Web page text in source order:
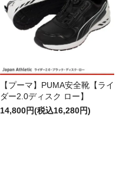
【プーマ】PUMA安全靴【ライ
ダー2.0ディスク ロー】
14,800円(税込16,280円)